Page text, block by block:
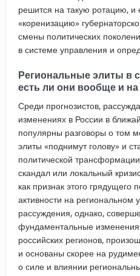
решится на такую ротацию, и
«коренизацию»
смены политических
в системе управления и
Региональные элиты в
есть ли они вообще и
Среди прогнозистов,
изменениях в России в
популярны разговоры о том
элиты «поднимут голову» и
политической
скандал или локальный
как признак этого грядущего
активности на региональном
рассуждения, однако,
фундаментальные изменения
российских регионов,
и основаны скорее на
о силе и влиянии